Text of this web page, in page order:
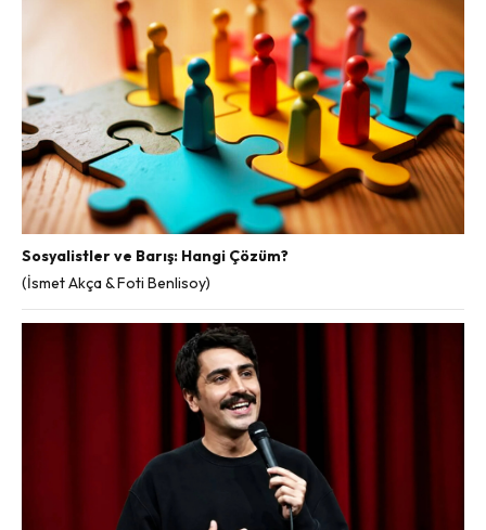
Sosyalistler ve Barış: Hangi Çözüm?
(İsmet Akça & Foti Benlisoy)